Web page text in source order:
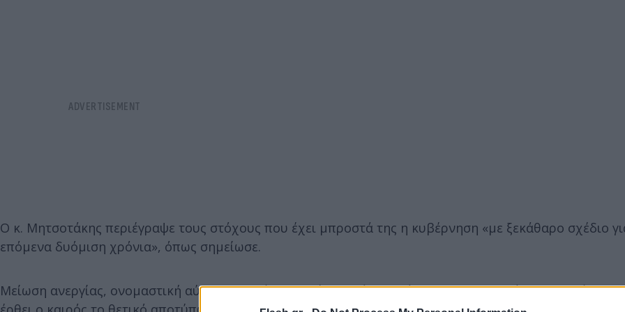
Ο κ. Μητσοτάκης περιέγραψε τους στόχους που έχει μπροστά της η κυβέρνηση «με ξεκάθαρο σχέδιο
επόμενα δυόμιση χρόνια», όπως σημείωσε.
Μείωση ανεργίας, ονομαστική αύξηση μισθών και μείωση φόρων, τόνισε ο κ. Μητσοτάκης